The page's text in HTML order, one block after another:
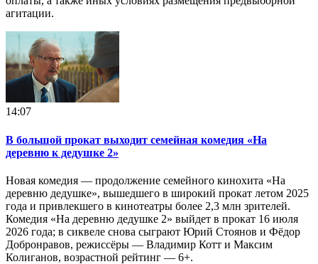
агитации.
14:07
В большой прокат выходит семейная комедия «На
деревню к дедушке 2»
Новая комедия — продолжение семейного кинохита «На
деревню дедушке», вышедшего в широкий прокат летом 2025
года и привлекшего в кинотеатры более 2,3 млн зрителей.
Комедия «На деревню дедушке 2» выйдет в прокат 16 июля
2026 года; в сиквеле снова сыграют Юрий Стоянов и Фёдор
Добронравов, режиссёры — Владимир Котт и Максим
Колиганов, возрастной рейтинг — 6+.